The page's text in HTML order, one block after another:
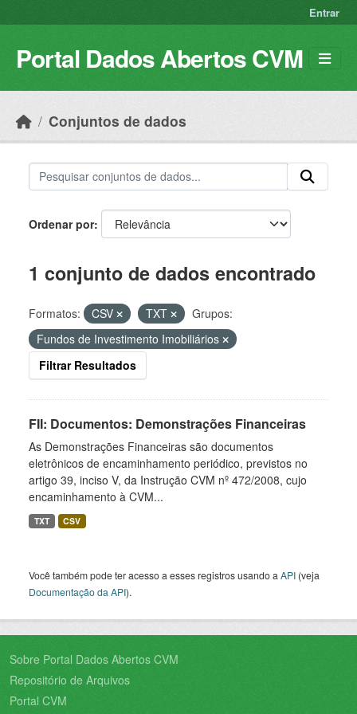
Entrar
Portal Dados Abertos CVM
Conjuntos de dados
Ordenar por
1 conjunto de dados encontrado
Formatos: CSV TXT
Grupos:
Fundos de Investimento Imobiliários
Filtrar Resultados
FII: Documentos: Demonstrações Financeiras
As Demonstrações Financeiras são documentos
eletrônicos de encaminhamento periódico, previstos no
artigo 39, inciso V, da Instrução CVM nº 472/2008, cujo
encaminhamento à CVM...
TXT CSV
Você também pode ter acesso a esses registros usando a API (veja
Documentação da API).
Sobre Portal Dados Abertos CVM
Repositório de Arquivos
Portal CVM